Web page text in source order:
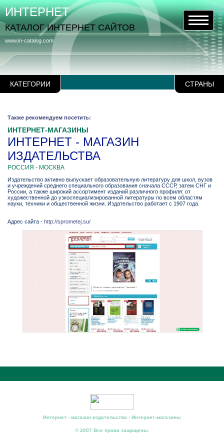
КАТЕГОРИИ СТРАНЫ
www.in-catalog.com
ИНТЕРНЕТ
КАТАЛОГ ИНТЕРНЕТ САЙТОВ
Также рекомендуем посетить:
ИНТЕРНЕТ-МАГАЗИНЫ
ИНТЕРНЕТ - МАГАЗИН
ИЗДАТЕЛЬСТВА
РОССИЯ - МОСКВА
Издательство активно выпускает образовательную литературу для школ, вузов
и учреждений среднего специального образования сначала СССР, затем СНГ и
России, а также широкий ассортимент изданий различного профиля: от
художественной до узкоспециализированной литературы по всем областям
науки, техники и общественной жизни. Издательство работает с 1907 года.
Адрес сайта - http://sprometej.su/
Интернет - магазин издательства - Интернет-магазины
© 2007 Все права защищены.